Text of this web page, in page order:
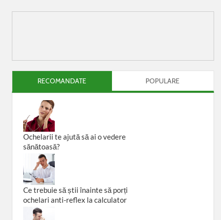
RECOMANDATE POPULARE
Ochelarii te ajută să ai o vedere
sănătoasă?
Ce trebuie să știi înainte să porți
ochelari anti-reflex la calculator